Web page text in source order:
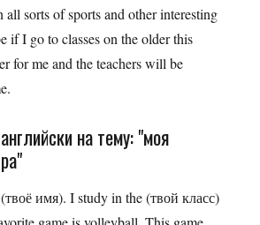
sorts of sports and other interesting
if I go to classes on the older this
for me and the teachers will be
на тему: "моя
имя). I study in the (твой класс)